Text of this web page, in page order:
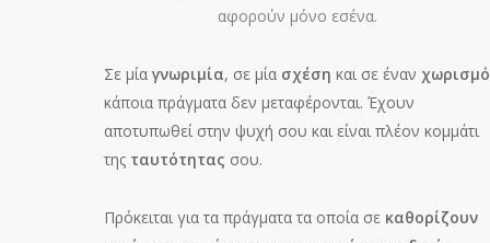
αφορούν μόνο εσένα.
Σε μία γνωριμία, σε μία σχέση και σε έναν χωρισμό
κάποια πράγματα δεν μεταφέρονται. Έχουν
αποτυπωθεί στην ψυχή σου και είναι πλέον κομμάτι
της ταυτότητας σου.
Πρόκειται για τα πράγματα τα οποία σε καθορίζουν